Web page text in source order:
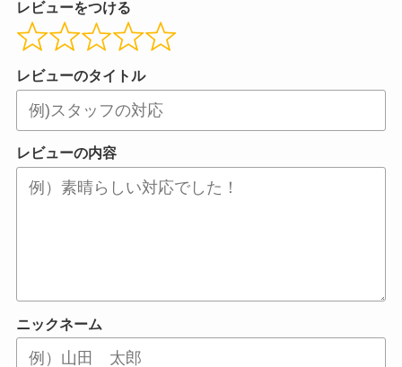
レビューをつける
レビューのタイトル
レビューの内容
ニックネーム